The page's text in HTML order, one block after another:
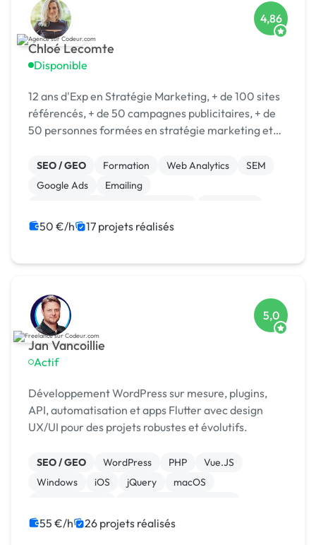
Chloé Lecomte
Disponible
4,86
12 ans d'Exp en Stratégie Marketing, + de 100 sites
référencés, + de 50 campagnes publicitaires, + de
50 personnes formées en stratégie marketing et
SEO / GEO Formation Web Analytics
SEM
Google Ads
Emailing
Machine Learning
Web design
50 €/h 17 projets réalisés
Jan Vancoillie
Actif
5,0
Développement WordPress sur mesure, plugins,
API, automatisation et apps Flutter avec design
UX/UI pour des projets robustes et évolutifs.
SEO / GEO WordPress PHP
Vue.JS
Windows
iOS jQuery
macOS
55 €/h 26 projets réalisés